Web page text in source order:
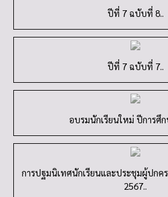
ปีที่ 7 ฉบับที่ 8..
ปีที่ 7 ฉบับที่ 7..
อบรมนักเรียนใหม่ ปีการศึก
การปฐมนิเทศนักเรียนและประชุมผู้ปกค
2567..